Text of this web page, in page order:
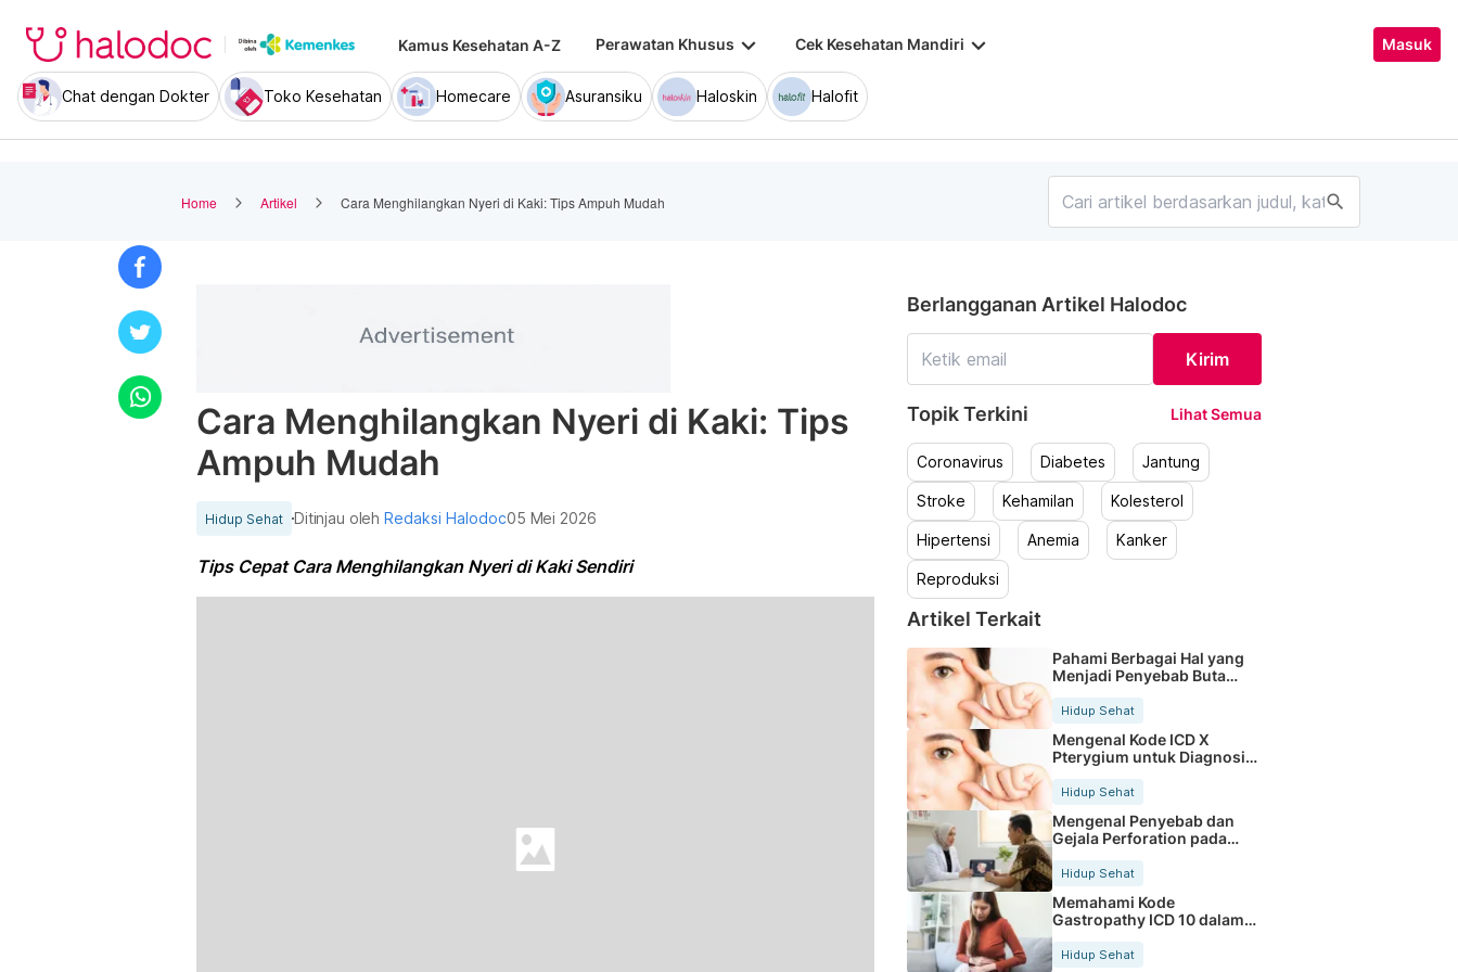
Kamus Kesehatan A-Z Perawatan Khusus keyboard_arrow_down Cek Kesehatan Mandiri keyboard_arrow_down Masuk
Chat dengan Dokter Toko Kesehatan Homecare Asuransiku Haloskin Halofit
Home Artikel Cara Menghilangkan Nyeri di Kaki: Tips Ampuh Mudah search
Cara Menghilangkan Nyeri di Kaki: Tips
Ampuh Mudah
Hidup Sehat Ditinjau olehRedaksi Halodoc05 Mei 2026
Tips Cepat Cara Menghilangkan Nyeri di Kaki Sendiri
Berlangganan Artikel Halodoc
Kirim
Topik Terkini Lihat Semua
Coronavirus Diabetes Jantung
Stroke Kehamilan Kolesterol
Hipertensi Anemia Kanker
Reproduksi
Artikel Terkait
Pahami Berbagai Hal yang
Menjadi Penyebab Buta
Hidup Sehat
Mengenal Kode ICD X
Pterygium untuk Diagnosis
Hidup Sehat
Mengenal Penyebab dan
Gejala Perforation pada
Tubuh
Hidup Sehat
Memahami Kode
Gastropathy ICD 10 dalam
Rekam Medis Pasien
Hidup Sehat